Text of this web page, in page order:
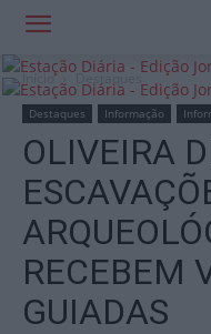
Início Destaques
Destaques Informação
OLIVEIRA
RECEBEM
GUIADAS